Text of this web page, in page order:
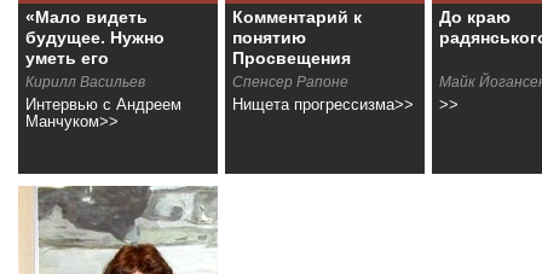
«Мало видеть
будущее. Нужно
уметь его
изменить»
Кирилл Васильев
Интервью с Андреем
Манчуком>>
Комментарий к
понятию
Просвещения
Спенсер Рапоне
Нищета прогрессизма>>
До краю
Майк
>>